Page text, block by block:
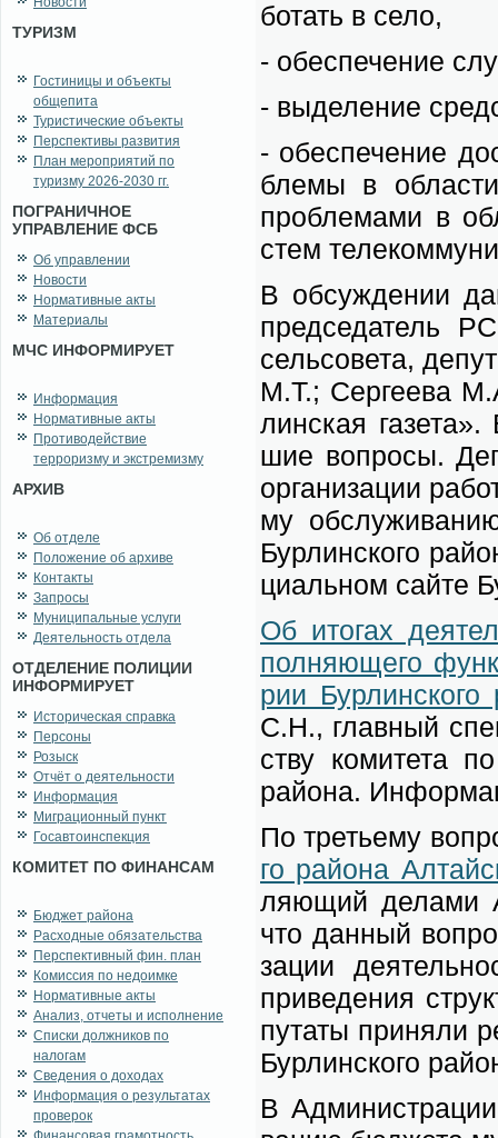
ТУРИЗМ
Гостиницы и объекты
общепита
Туристические объекты
Перспективы развития
План мероприятий по
туризму 2026-2030 гг.
ПОГРАНИЧНОЕ
УПРАВЛЕНИЕ ФСБ
Об управлении
Новости
Нормативные акты
Материалы
МЧС ИНФОРМИРУЕТ
Информация
Нормативные акты
Противодействие
терроризму и экстремизму
АРХИВ
Об отделе
Положение об архиве
Контакты
Запросы
Муниципальные услуги
Деятельность отдела
ОТДЕЛЕНИЕ ПОЛИЦИИ
ИНФОРМИРУЕТ
Историческая справка
Персоны
Розыск
Отчёт о деятельности
Информация
Миграционный пункт
Госавтоинспекция
КОМИТЕТ ПО ФИНАНСАМ
Бюджет района
Расходные обязательства
Перспективный фин. план
Комиссия по недоимке
Нормативные акты
Анализ, отчеты и исполнение
Списки должников по
налогам
Сведения о доходах
Информация о результатах
проверок
бо­тать в се­ло,
- обес­пе­че­ние
- вы­де­ле­ние
- обес­пе­че­ние
бле­мы в
про­бле­ма­ми в
стем
В об­суж­де­нии
пред­се­да­тель
сель­со­ве­та,
М.Т.; Сер­ге­е­ва
лин­ская
шие во­про­сы.
ор­га­ни­за­ции
му
Бур­лин­ско­го
ци­аль­ном сай­те
Об ито­гах
пол­ня­ю­ще­го
рии
С.Н., глав­ный
ству ко­ми­те­та
рай­о­на.
По тре­тье­му
го рай­о­на
ля­ю­щий де­ла­ми
что дан­ный
за­ции
при­ве­де­ния
пу­та­ты при­ня­ли
Бур­лин­ско­го
В